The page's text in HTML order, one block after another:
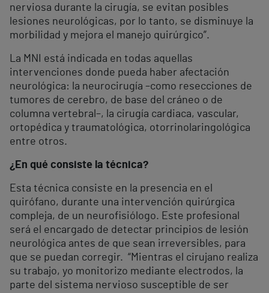
nerviosa durante la cirugía, se evitan posibles
lesiones neurológicas, por lo tanto, se disminuye la
morbilidad y mejora el manejo quirúrgico”.
La MNI está indicada en todas aquellas
intervenciones donde pueda haber afectación
neurológica: la neurocirugía –como resecciones de
tumores de cerebro, de base del cráneo o de
columna vertebral–, la cirugía cardiaca, vascular,
ortopédica y traumatológica, otorrinolaringológica
entre otros.
¿En qué consiste la técnica?
Esta técnica consiste en la presencia en el
quirófano, durante una intervención quirúrgica
compleja, de un neurofisiólogo. Este profesional
será el encargado de detectar principios de lesión
neurológica antes de que sean irreversibles, para
que se puedan corregir. “Mientras el cirujano realiza
su trabajo, yo monitorizo mediante electrodos, la
parte del sistema nervioso susceptible de ser